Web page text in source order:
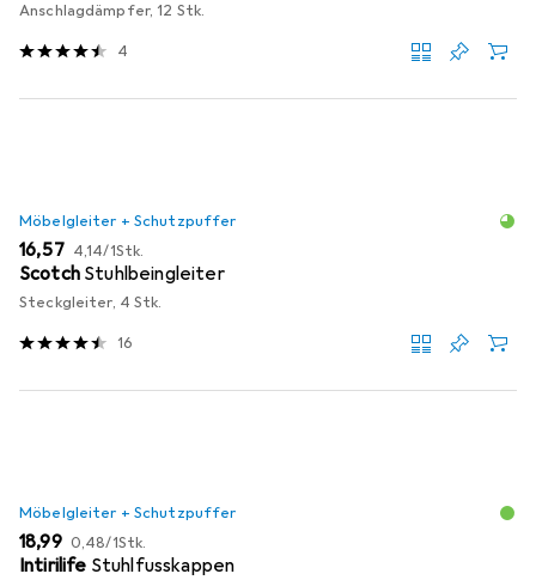
Anschlagdämpfer, 12 Stk.
4
Möbelgleiter + Schutzpuffer
EUR
16,57 EUR
4,14/1Stk.
Scotch Stuhlbeingleiter
Steckgleiter, 4 Stk.
16
Möbelgleiter + Schutzpuffer
EUR
18,99 EUR
0,48/1Stk.
Intirilife Stuhlfusskappen